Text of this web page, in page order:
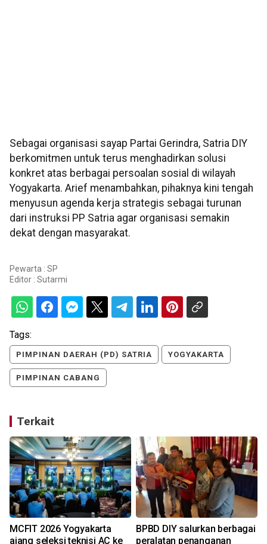
Sebagai organisasi sayap Partai Gerindra, Satria DIY
berkomitmen untuk terus menghadirkan solusi
konkret atas berbagai persoalan sosial di wilayah
Yogyakarta. Arief menambahkan, pihaknya kini tengah
menyusun agenda kerja strategis sebagai turunan
dari instruksi PP Satria agar organisasi semakin
dekat dengan masyarakat.
Pewarta : SP
Editor : Sutarmi
Tags:
PIMPINAN DAERAH (PD) SATRIA YOGYAKARTA
PIMPINAN CABANG
Terkait
MCFIT 2026 Yogyakarta
ajang seleksi teknisi AC ke
BPBD DIY salurkan berbagai
peralatan penanganan